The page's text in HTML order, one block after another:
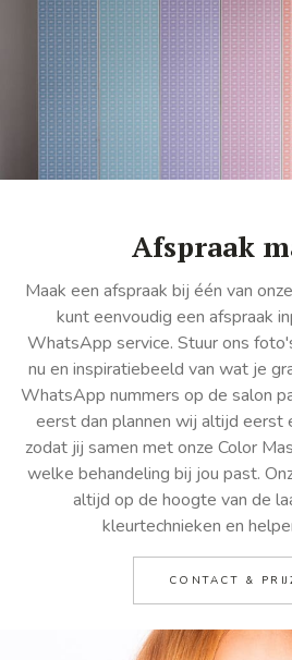
Afspraak
Maak een afspraak bij één van
kunt eenvoudig een afspraak
WhatsApp service. Stuur ons
nu en inspiratiebeeld van wat je
WhatsApp nummers op de salon
eerst dan plannen wij altijd eerst
zodat jij samen met onze Color
welke behandeling bij jou past.
altijd op de hoogte van de
kleurtechnieken en
CONTACT &